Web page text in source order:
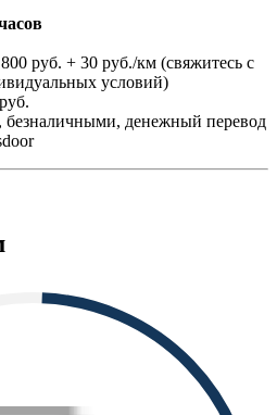
руб. + 30 руб./км (свяжитесь с
условий)
денежный перевод